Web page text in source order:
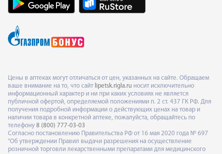
Цены в аптеках могут отличаться от цен, указанных на сайте. Обращаем
ваше внимание на то, что сайт lipetsk.rigla.ru носит исключительно
информационный характер и ни при каких условиях не является
публичной офертой, определяемой положениями п. 2 ст. 437 ГК РФ. Для
получения подробной информации о действующих ценах на товар и
наличии товара в конкретной аптеке, пожалуйста, обращайтесь по
телефону 8 (800) 777-03-03
Согласно постановлению Правительства РФ от 16 мая 2020 года № 697
"Об утверждении Правил выдачи разрешения на осуществление
розничной торговли лекарственными препаратами для медицинского